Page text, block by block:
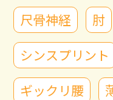
尺骨神経
肘
シンスプリント
ギックリ腰